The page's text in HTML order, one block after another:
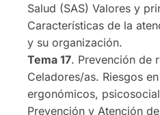
Salud (SAS) Valores y
Características de la
y su organización.
Tema 17. Prevención de
Celadores/as. Riesgos
ergonómicos,
Prevención y Atención